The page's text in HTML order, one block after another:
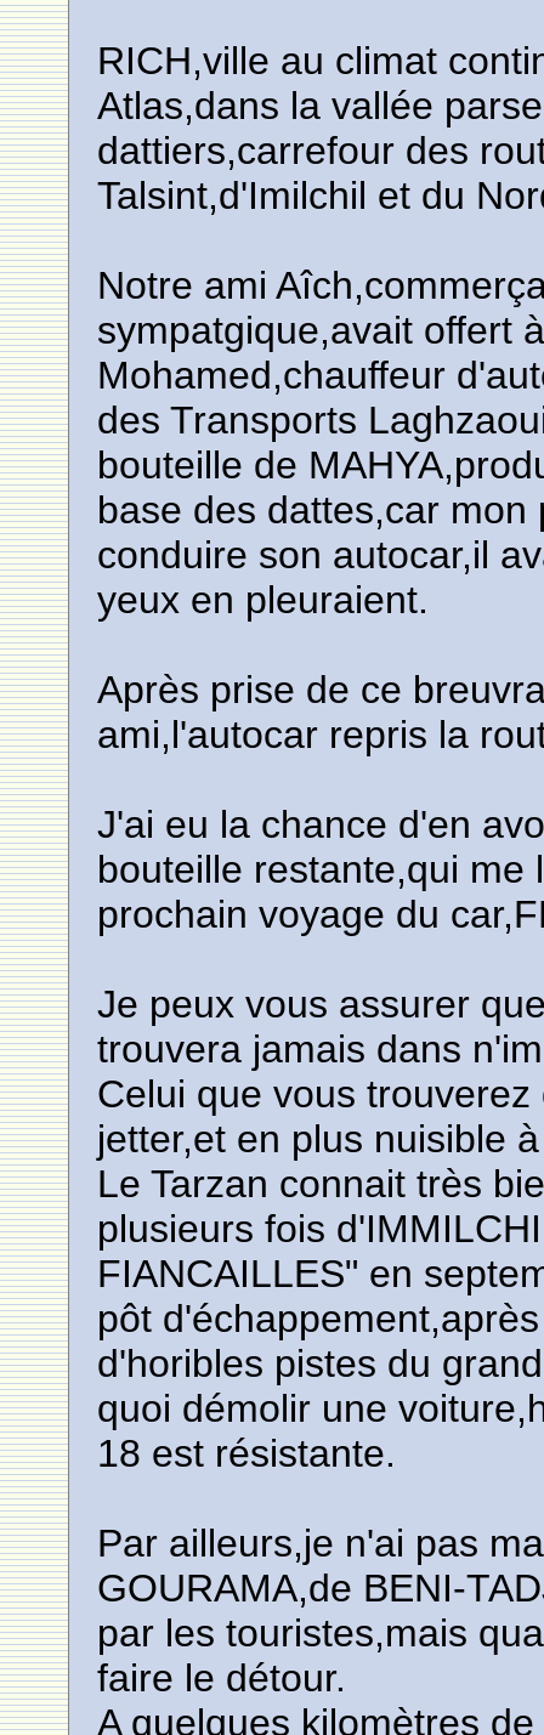
RICH,ville au climat
Atlas,dans la vallée
dattiers,carrefour des
Talsint,d'Imilchil et du
Notre ami
sympatgique,avait offert
Mohamed,chauffeur
des Transports
bouteille de
base des dattes,car
conduire son autocar,il
yeux en pleuraient.
Après prise de ce
ami,l'autocar repris la
J'ai eu la chance d'en
bouteille restante,qui me
prochain voyage du
Je peux vous assurer
trouvera jamais dans
Celui que vous
jetter,et en plus nuisible
Le Tarzan connait très
plusieurs fois
FIANCAILLES" en
pôt
d'horibles pistes du
quoi démolir une
18 est résistante.
Par ailleurs,je n'ai pas
GOURAMA,de BENI-
par les touristes,mais
faire le détour.
A quelques kilomètres